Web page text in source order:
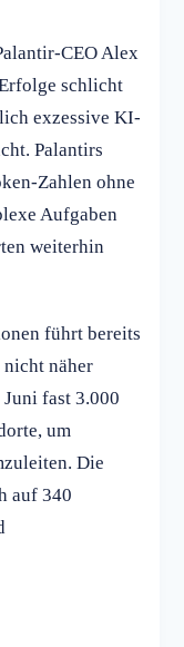
CEO Alex
schlicht
exzessive KI-
Palantirs
Zahlen ohne
Aufgaben
weiterhin
führt bereits
näher
fast 3.000
um
Die
auf 340